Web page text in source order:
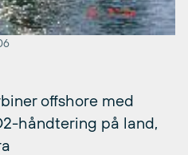
offshore med
håndtering på land,